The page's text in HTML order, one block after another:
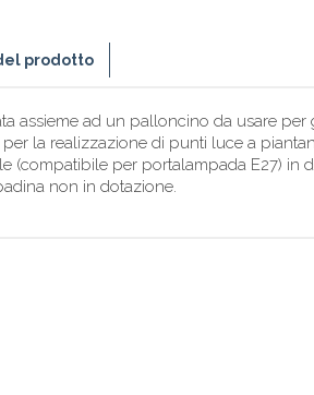
prodotto
assieme ad un palloncino da usare
la realizzazione di punti luce a
(compatibile per portalampada E27) in
non in dotazione.